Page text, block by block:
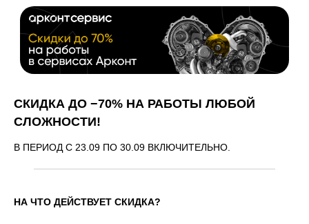
СКИДКА ДО −70% НА РАБОТЫ ЛЮБОЙ
СЛОЖНОСТИ!
В ПЕРИОД С 23.09 ПО 30.09 ВКЛЮЧИТЕЛЬНО.
НА ЧТО ДЕЙСТВУЕТ СКИДКА?